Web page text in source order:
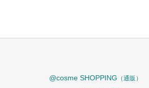
@cosme SHOPPING （通販）